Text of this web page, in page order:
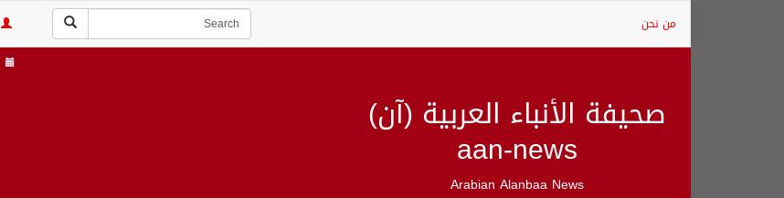
من نحن
صحيفة الأنباء العربية (آن)
aan-news
Arabian Alanbaa News